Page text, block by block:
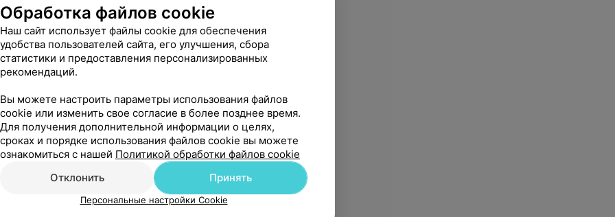
Обработка файлов cookie
Наш сайт использует файлы cookie для обеспечения
удобства пользователей сайта, его улучшения, сбора
статистики и предоставления персонализированных
рекомендаций.
Вы можете настроить параметры использования файлов
cookie или изменить свое согласие в более позднее время.
Для получения дополнительной информации о целях,
сроках и порядке использования файлов cookie вы можете
ознакомиться с нашей Политикой обработки файлов cookie
Отклонить
Принять
Персональные настройки Cookie